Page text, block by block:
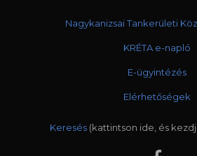
Nagykanizsai Tankerületi
KRÉTA e-napló
E-ügyintézés
Elérhetőségek
Keresés